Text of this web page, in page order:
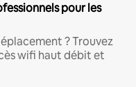
pour les
? Trouvez
wifi haut débit et